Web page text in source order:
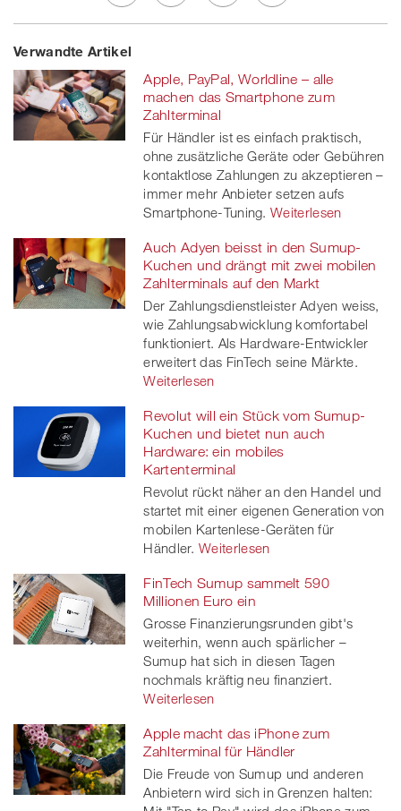
Share
on
Facebook
Twe
on
twitt
er
Share
linkedin
Share
Xing
Verwandte Artikel
Apple, PayPal, Worldline – alle
machen das Smartphone zum
Zahlterminal
Für Händler ist es einfach praktisch,
ohne zusätzliche Geräte oder Gebühren
kontaktlose Zahlungen zu akzeptieren –
immer mehr Anbieter setzen aufs
Smartphone-Tuning. Weiterlesen
Auch Adyen beisst in den Sumup-
Kuchen und drängt mit zwei mobilen
Zahlterminals auf den Markt
Der Zahlungsdienstleister Adyen weiss,
wie Zahlungsabwicklung komfortabel
funktioniert. Als Hardware-Entwickler
erweitert das FinTech seine Märkte.
Weiterlesen
Revolut will ein Stück vom Sumup-
Kuchen und bietet nun auch
Hardware: ein mobiles
Kartenterminal
Revolut rückt näher an den Handel und
startet mit einer eigenen Generation von
mobilen Kartenlese-Geräten für
Händler. Weiterlesen
FinTech Sumup sammelt 590
Millionen Euro ein
Grosse Finanzierungsrunden gibt's
weiterhin, wenn auch spärlicher –
Sumup hat sich in diesen Tagen
nochmals kräftig neu finanziert.
Weiterlesen
Apple macht das iPhone zum
Zahlterminal für Händler
Die Freude von Sumup und anderen
Anbietern wird sich in Grenzen halten: